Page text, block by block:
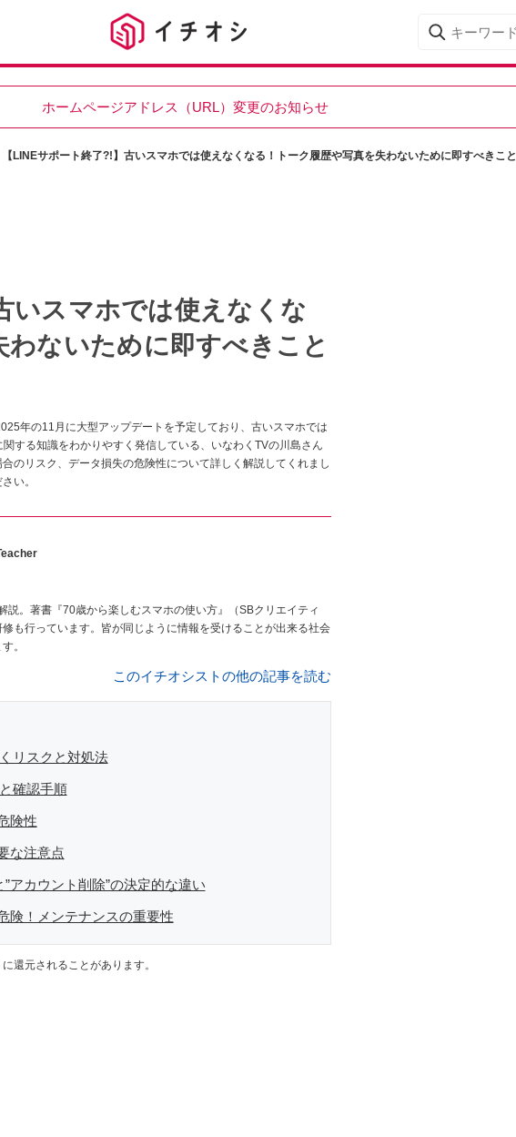
ホームページアドレス（URL）変更のお知らせ
【LINEサポート終了?!】古いスマホでは使えなくなる！トーク履歴や写真を失わないために即すべきこと
いスマホでは使えなくな
ないために即すべきこと
年の11月に大型アップデートを予定しており、古いスマホでは
する知識をわかりやすく発信している、いなわくTVの川島さん
のリスク、データ損失の危険性について詳しく解説してくれまし
い。
。著書『70歳から楽しむスマホの使い方』（SBクリエイティ
も行っています。皆が同じように情報を受けることが出来る社会
。
このイチオシストの他の記事を読む
リスクと対処法
確認手順
険性
な注意点
アカウント削除”の決定的な違い
険！メンテナンスの重要性
還元されることがあります。